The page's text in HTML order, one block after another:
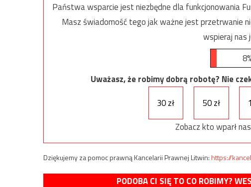
Państwa wsparcie jest niezbędne dla funkcjonowania
Masz świadomość tego jak ważne jest przetrwanie
wspieraj nas
8%
Uważasz, że robimy dobrą robotę? Nie
30 zł
50 zł
Zobacz kto wparł
Dziękujemy za pomoc prawną Kancelarii Prawnej Litwin:https://
PODOBA CI SIĘ TO CO ROBIMY?